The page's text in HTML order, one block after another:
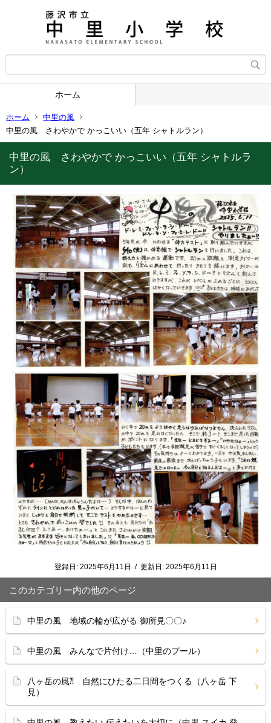
ホーム
ホーム
中里の風
中里の風 さわやかで かっこいい（五年 シャトルラン）
中里の風 さわやかで かっこいい（五年 シャトルラ
ン）
登録日: 2025年6月11日 / 更新日: 2025年6月11日
このカテゴリー内の他のページ
中里の風 地域の輪が広がる 御所見〇〇♪
中里の風 みんなで片付け…（中里のプール）
八ヶ岳の風⁈ 自然にひたる二日間をつくる（八ヶ岳 下
見）